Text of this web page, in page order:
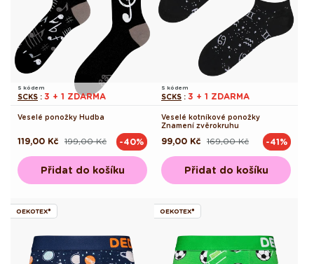
S kódem
SCKS : 3 + 1 ZDARMA
Veselé ponožky Hudba
Běžná
199,00 Kč
Výprodejová
119,00 Kč -40%
Přidat do košíku
S kódem
SCKS : 3 + 1 ZDARMA
Veselé kotníkové ponožky
Znamení zvěrokruhu
Běžná
169,00 Kč
Výprodejová
99,00 Kč -41%
Přidat do košíku
OEKOTEX® OEKOTEX®